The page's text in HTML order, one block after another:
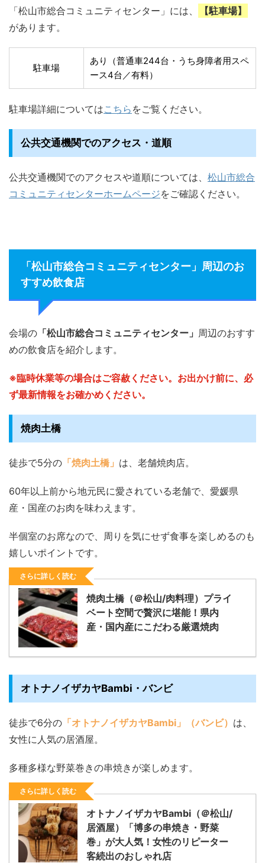
「松山市総合コミュニティセンター」には、
【駐車場】
があります。
駐車場
あり（普通車244台・うち身障者用スペ
ース4台／有料）
駐車場詳細についてはこちら をご覧ください。
公共交通機関でのアクセス・道順
公共交通機関でのアクセスや道順については、 松山市総合
コミュニティセンターホームページをご確認ください。
「松山市総合コミュニティセンター」周辺のお
すすめ飲食店
会場の 「松山市総合コミュニティセンター」 周辺のおすす
めの飲食店を紹介します。
※臨時休業等の場合はご容赦ください。お出かけ前に、必
ず最新情報をお確かめください。
焼肉土橋
徒歩で5分の 「焼肉土橋」 は、老舗焼肉店。
60年以上前から地元民に愛されている老舗で、愛媛県
産・国産のお肉を味わえます。
半個室のお席なので、周りを気にせず食事を楽しめるのも
嬉しいポイントです。
さらに詳しく読む
焼肉土橋（＠松山/肉料理）プライ
ベート空間で贅沢に堪能！県内
産・国内産にこだわる厳選焼肉
オトナノイザカヤBambi・バンビ
徒歩で6分の 「オトナノイザカヤBambi」（バンビ） は、
女性に人気の居酒屋。
多種多様な野菜巻きの串焼きが楽しめます。
さらに詳しく読む
オトナノイザカヤBambi（＠松山/
居酒屋）「博多の串焼き・野菜
巻」が大人気！女性のリピーター
客続出のおしゃれ店